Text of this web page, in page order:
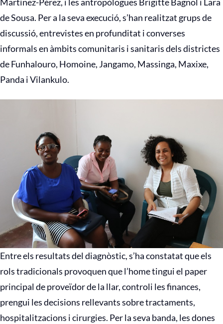
de Sousa. Per a la seva execució, s’han realitzat grups de
discussió, entrevistes en profunditat i converses
informals en àmbits comunitaris i sanitaris dels districtes
de Funhalouro, Homoine, Jangamo, Massinga, Maxixe,
Panda i Vilankulo.
Entre els resultats del diagnòstic, s’ha constatat que els
rols tradicionals provoquen que l’home tingui el paper
principal de proveïdor de la llar, controli les finances,
prengui les decisions rellevants sobre tractaments,
hospitalitzacions i cirurgies. Per la seva banda, les dones